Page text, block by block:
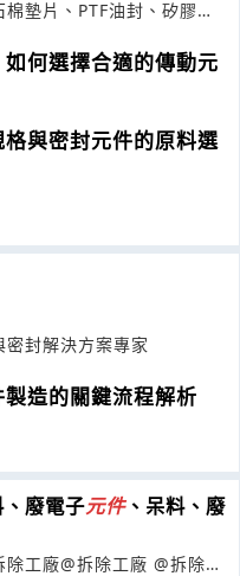
墊片、PTF油封、矽膠管.
何選擇合適的傳動元
與密封元件的原料選
封解決方案專家
造的關鍵流程解析
廢電子元件、呆料、廢
工廠@拆除工廠 @拆除廠